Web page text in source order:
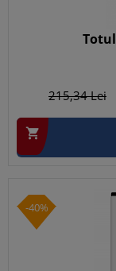
215,34Lei

-40%